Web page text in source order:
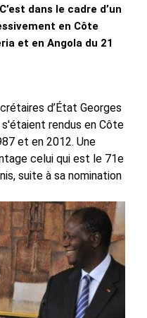
dans le cadre d’un
en Côte
et en Angola du 21
d’État Georges
rendus en Côte
et en 2012. Une
celui qui est le 71e
suite à sa nomination